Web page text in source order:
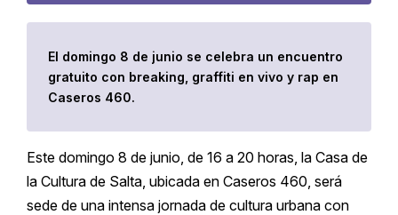
El domingo 8 de junio se celebra un encuentro
gratuito con breaking, graffiti en vivo y rap en
Caseros 460.
Este domingo 8 de junio, de 16 a 20 horas, la Casa de
la Cultura de Salta, ubicada en Caseros 460, será
sede de una intensa jornada de cultura urbana con